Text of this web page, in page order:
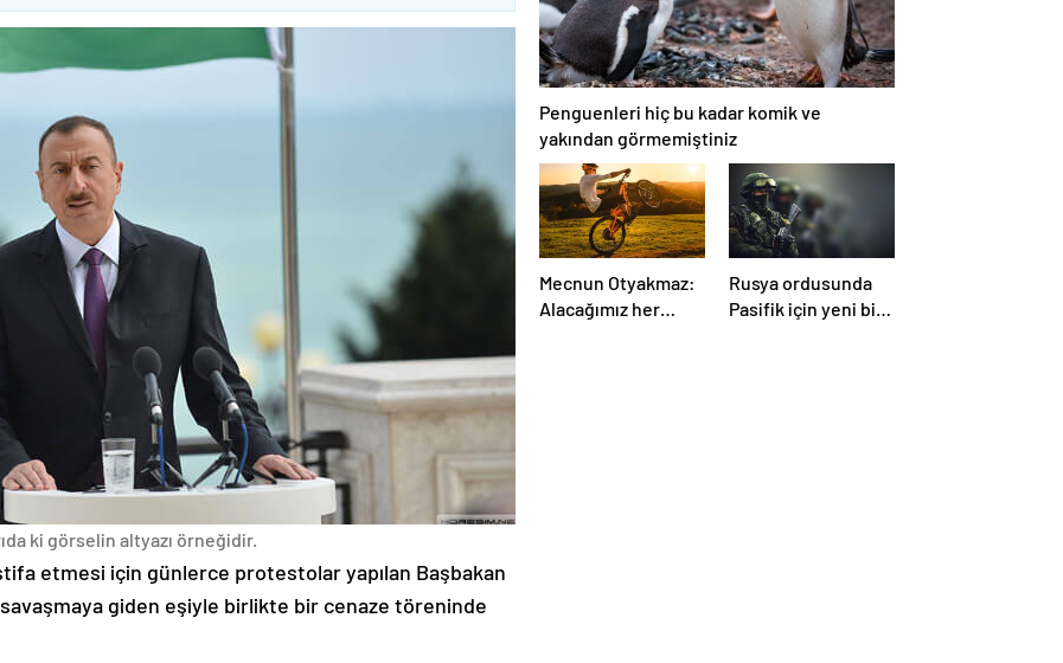
ki görselin altyazı örneğidir.
etmesi için günlerce protestolar yapılan Başbakan
giden eşiyle birlikte bir cenaze töreninde
Penguenleri hiç bu kadar komik ve
yakından görmemiştiniz
Mecnun Otyakmaz:
Alacağımız her
Rusya ordusunda
Pasifik için yeni bir